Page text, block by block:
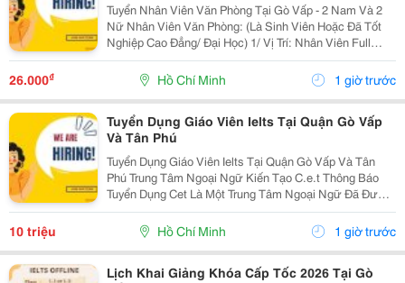
Tuyển Nhân Viên Văn Phòng Tại Gò Vấp - 2 Nam Và 2
Nữ Nhân Viên Văn Phòng: (Là Sinh Viên Hoặc Đã Tốt
Nghiệp Cao Đẳng/ Đại Học) 1/ Vị Trí: Nhân Viên Full
Time (2 Nam 2 Nữ) Ca Làm: 13:00 Đến 21:00 (1 Tháng
Được Nghỉ Phép 1 Ngày, Và Hưởng Các Ngày...
26.000₫ Hồ Chí Minh 1 giờ trước
Tuyển Dụng Giáo Viên Ielts Tại Quận Gò Vấp
Và Tân Phú
Tuyển Dụng Giáo Viên Ielts Tại Quận Gò Vấp Và Tân
Phú Trung Tâm Ngoại Ngữ Kiến Tạo C.e.t Thông Báo
Tuyển Dụng Cet Là Một Trung Tâm Ngoại Ngữ Đã Được
Thành Lập 16 Năm Chuyên Về Chương Trình Anh Văn
Học Thuật Ielts &Ndash; Toefl Ibt. Trung Tâm...
10 triệu Hồ Chí Minh 1 giờ trước
Lịch Khai Giảng Khóa Cấp Tốc 2026 Tại Gò